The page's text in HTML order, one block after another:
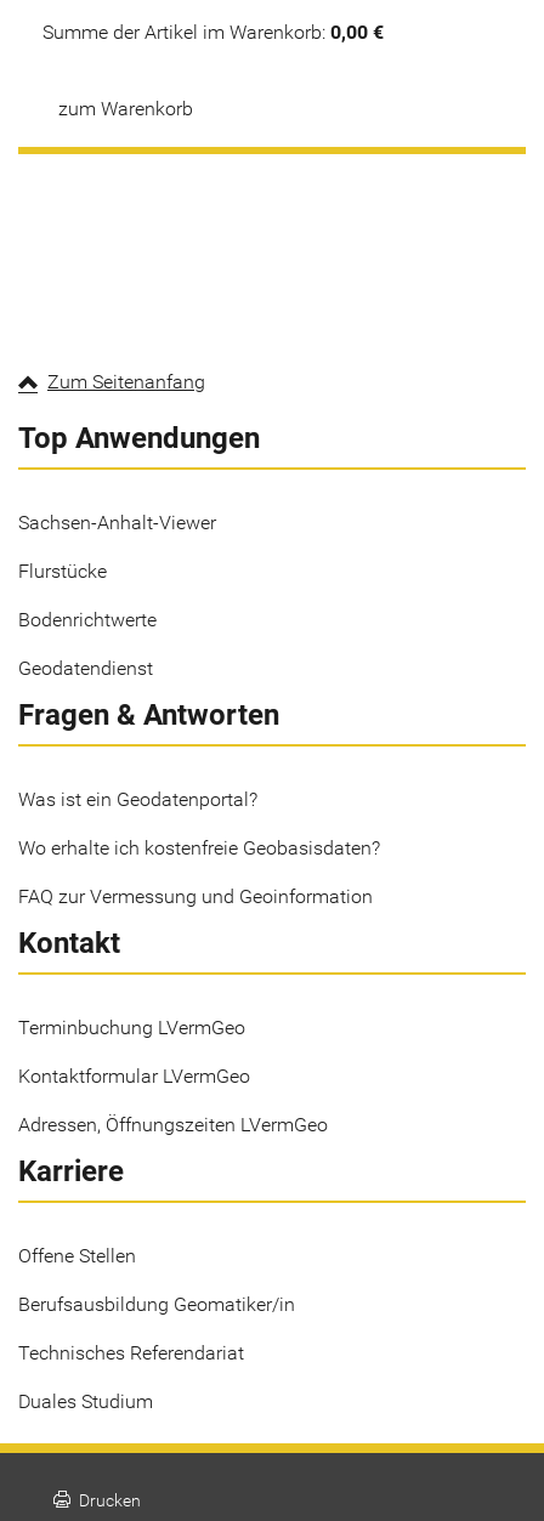
Summe der Artikel im Warenkorb: 0,00 €
zum Warenkorb
Zum Seitenanfang
Top Anwendungen
Sachsen-Anhalt-Viewer
Flurstücke
Bodenrichtwerte
Geodatendienst
Fragen & Antworten
Was ist ein Geodatenportal?
Wo erhalte ich kostenfreie Geobasisdaten?
FAQ zur Vermessung und Geoinformation
Kontakt
Terminbuchung LVermGeo
Kontaktformular LVermGeo
Adressen, Öffnungszeiten LVermGeo
Karriere
Offene Stellen
Berufsausbildung Geomatiker/in
Technisches Referendariat
Duales Studium
print Drucken